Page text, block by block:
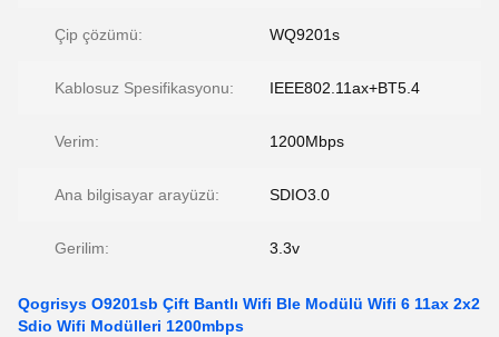
Çip çözümü: WQ9201s
Kablosuz Spesifikasyonu: IEEE802.11ax+BT5.4
Verim: 1200Mbps
Ana bilgisayar arayüzü: SDIO3.0
Gerilim: 3.3v
Qogrisys O9201sb Çift Bantlı Wifi Ble Modülü Wifi 6 11ax 2x2
Sdio Wifi Modülleri 1200mbps